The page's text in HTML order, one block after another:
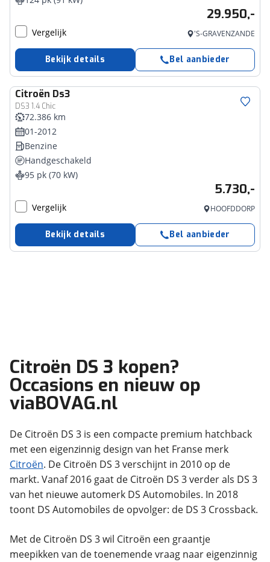
29.950,-
Vergelijk 'S-GRAVENZANDE
Bekijk details Bel aanbieder
Citroën Ds3
DS3 1.4 Chic
72.386 km
01-2012
Benzine
Handgeschakeld
95 pk (70 kW)
5.730,-
Vergelijk HOOFDDORP
Bekijk details Bel aanbieder
Citroën DS 3 kopen?
Occasions en nieuw op
viaBOVAG.nl
De Citroën DS 3 is een compacte premium hatchback
met een eigenzinnig design van het Franse merk
Citroën. De Citroën DS 3 verschijnt in 2010 op de
markt. Vanaf 2016 gaat de Citroën DS 3 verder als DS 3
van het nieuwe automerk DS Automobiles. In 2018
toont DS Automobiles de opvolger: de DS 3 Crossback.
Met de Citroën DS 3 wil Citroën een graantje
meepikken van de toenemende vraag naar eigenzinnig